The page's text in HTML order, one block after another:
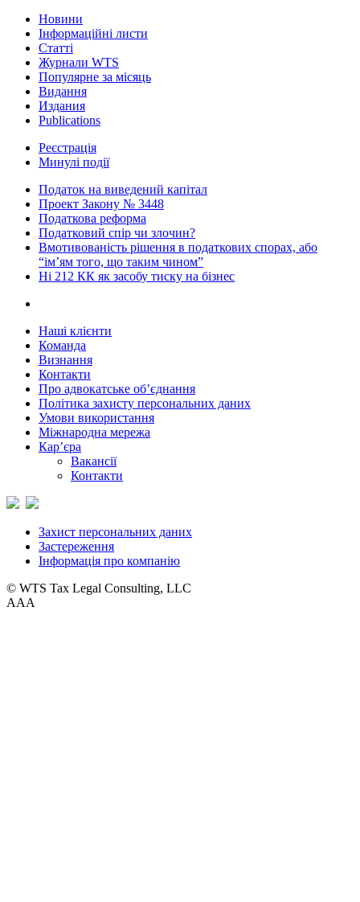
Новини
Інформаційні листи
Статті
Журнали WTS
Популярне за місяць
Видання
Издания
Publications
Реєстрація
Минулі події
Податок на виведений капітал
Проект Закону № 3448
Податкова реформа
Податковий спір чи злочин?
Вмотивованість рішення в податкових спорах, або
“ім’ям того, що таким чином”
Ні 212 КК як засобу тиску на бізнес
Наші клієнти
Команда
Визнання
Контакти
Про адвокатське об’єднання
Політика захисту персональних даних
Умови використання
Міжнародна мережа
Кар’єра
Вакансії
Контакти
Захист персональних даних
Застереження
Інформація про компанію
© WTS Tax Legal Consulting, LLC
AAA